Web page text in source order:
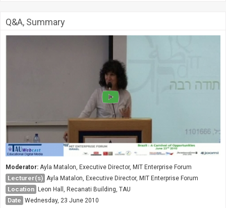
Q&A, Summary
Moderator: Ayla Matalon, Executive Director, MIT Enterprise Forum
Lecturer(s) Ayla Matalon, Executive Director, MIT Enterprise Forum
Location Leon Hall, Recanati Building, TAU
Date Wednesday, 23 June 2010